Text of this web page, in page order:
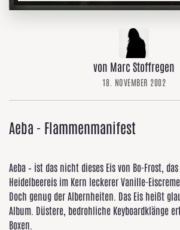
von Marc Stoffregen
18. NOVEMBER 2002
Aeba - Flammenmanifest
Aeba – ist das nicht dieses Eis von Bo-Frost,
Heidelbeereis im Kern leckerer Vanille-
Doch genug der Albernheiten. Das Eis heißt
Album. Düstere, bedrohliche Keyboardklänge
Boxen.